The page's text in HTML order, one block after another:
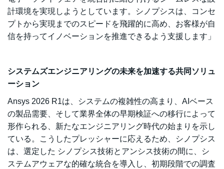
計環境を実現しようとしています。シノプシスは、コンセ
プトから実現までのスピードを飛躍的に高め、お客様が自
信を持ってイノベーションを推進できるよう支援します」
システムズエンジニアリングの未来を加速する共同ソリュ
ーション
Ansys 2026 R1は、システムの複雑性の高まり、AIベース
の製品需要、そして業界全体の早期検証への移行によって
形作られる、新たなエンジニアリング時代の始まりを示し
ている。こうしたプレッシャーに応えるため、シノプシス
は、選定した シノプシス技術とアンシス技術の間に、シ
ステムアウェアな的確な統合を導入し、初期段階での調査